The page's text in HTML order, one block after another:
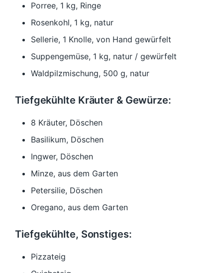
Porree, 1 kg, Ringe
Rosenkohl, 1 kg, natur
Sellerie, 1 Knolle, von Hand gewürfelt
Suppengemüse, 1 kg, natur / gewürfelt
Waldpilzmischung, 500 g, natur
Tiefgekühlte Kräuter & Gewürze:
8 Kräuter, Döschen
Basilikum, Döschen
Ingwer, Döschen
Minze, aus dem Garten
Petersilie, Döschen
Oregano, aus dem Garten
Tiefgekühlte, Sonstiges:
Pizzateig